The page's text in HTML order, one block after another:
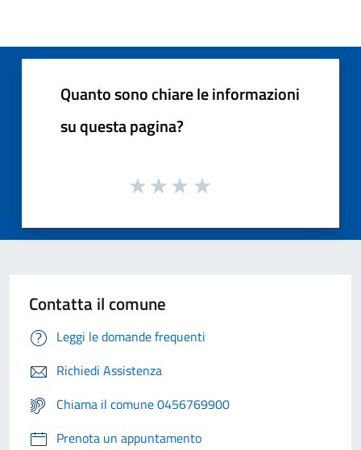
Quanto sono chiare le informazioni
su questa pagina?
Contatta il comune
Leggi le domande frequenti
Richiedi Assistenza
Chiama il comune 0456769900
Prenota un appuntamento